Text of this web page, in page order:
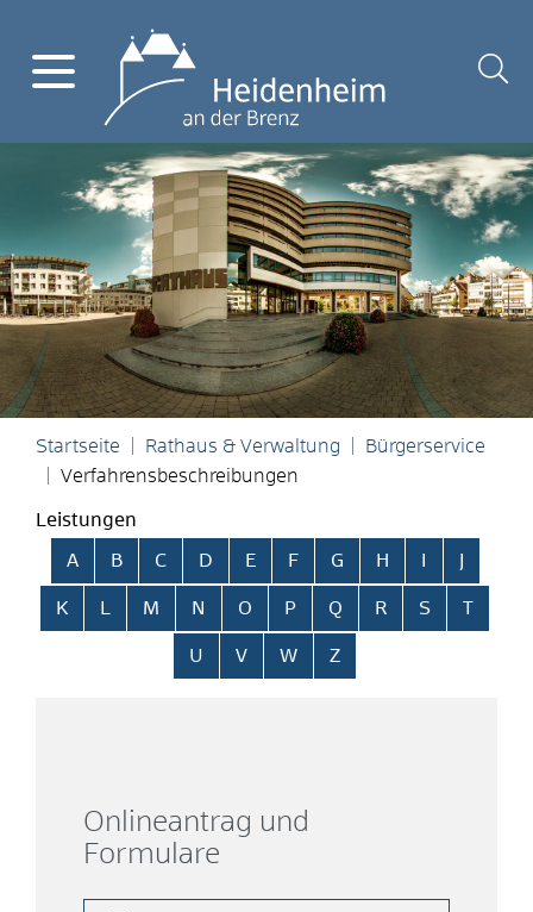
Startseite Rathaus & Verwaltung
Bürgerservice
Verfahrensbeschreibungen
Leistungen
Alphabetisches Register überspringen
A B C D E F G H
K L M N O P Q R S T
U V W Z
Onlineantrag und
Formulare